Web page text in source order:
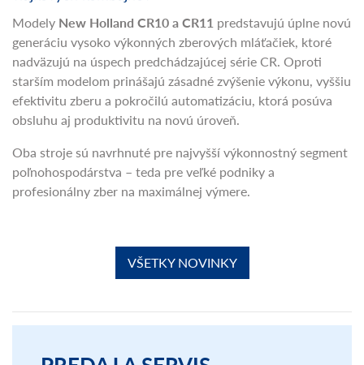
ModelyNew Holland CR10 a CR11predstavujú úplne novú
generáciu vysoko výkonných zberových mláťačiek, ktoré
nadväzujú na úspech predchádzajúcej série CR. Oproti
starším modelom prinášajú zásadné zvýšenie výkonu, vyššiu
efektivitu zberu a pokročilú automatizáciu, ktorá posúva
Oba stroje sú navrhnuté pre najvyšší výkonnostný segment
poľnohospodárstva – teda pre veľké podniky a
VŠETKY NOVINKY